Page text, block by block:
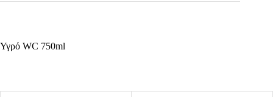
Υγρό WC 750ml